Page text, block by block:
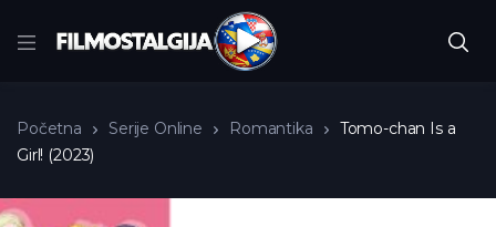
Početna Serije Online Romantika
Tomo-chan Is a
Girl! (2023)